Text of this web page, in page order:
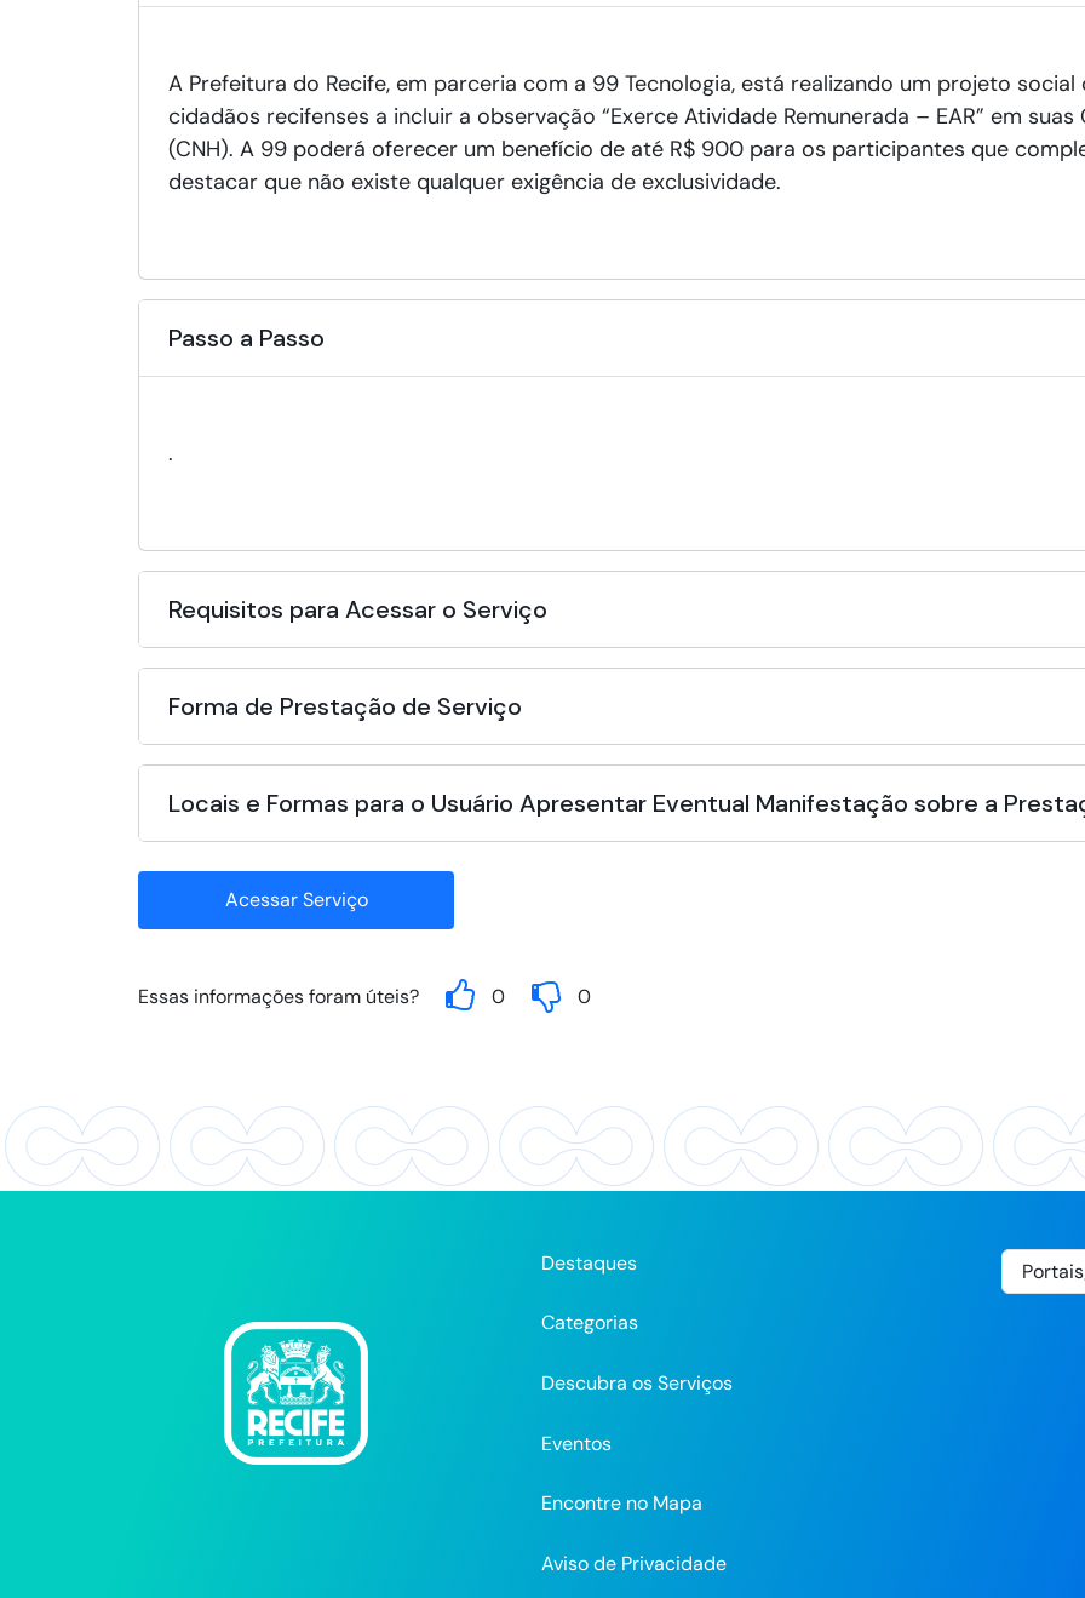
A Prefeitura do Recife, em parceria com a 99 Tecnologia, está realizando um projeto
cidadãos recifenses a incluir a observação “Exerce Atividade Remunerada – EAR” em
(CNH). A 99 poderá oferecer um benefício de até R$ 900 para os participantes que
destacar que não existe qualquer exigência de exclusividade.
Passo a Passo
.
Requisitos para Acessar o Serviço
Forma de Prestação de Serviço
Locais e Formas para o Usuário Apresentar Eventual Manifestação sobre a
Acessar Serviço
Essas informações foram úteis? 0 0
Destaques
Categorias
Descubra os Serviços
Eventos
Encontre no Mapa
Aviso de Privacidade